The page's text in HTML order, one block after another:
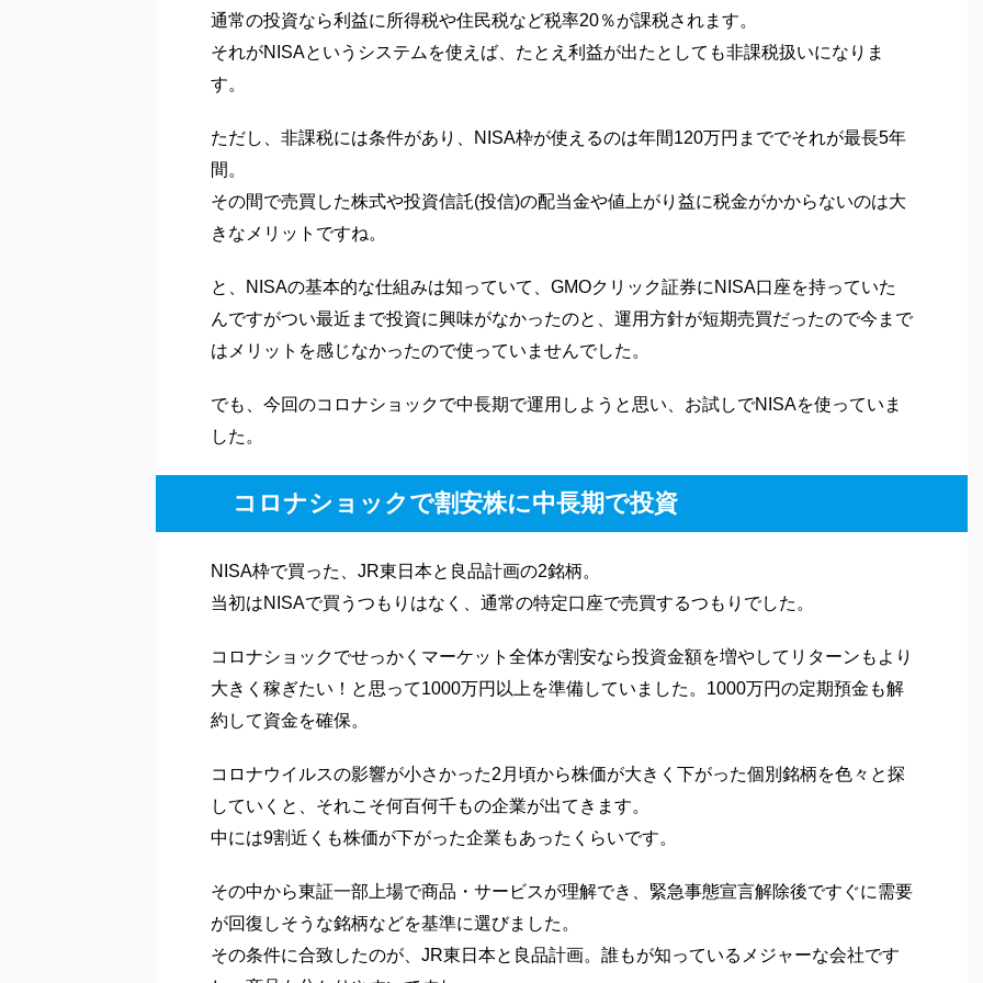
通常の投資なら利益に所得税や住民税など税率20％が課税されます。
それがNISAというシステムを使えば、たとえ利益が出たとしても非課税扱いになりま
す。
ただし、非課税には条件があり、NISA枠が使えるのは年間120万円まででそれが最長5年
間。
その間で売買した株式や投資信託(投信)の配当金や値上がり益に税金がかからないのは大
きなメリットですね。
と、NISAの基本的な仕組みは知っていて、GMOクリック証券にNISA口座を持っていた
んですがつい最近まで投資に興味がなかったのと、運用方針が短期売買だったので今まで
はメリットを感じなかったので使っていませんでした。
でも、今回のコロナショックで中長期で運用しようと思い、お試しでNISAを使っていま
した。
コロナショックで割安株に中長期で投資
NISA枠で買った、JR東日本と良品計画の2銘柄。
当初はNISAで買うつもりはなく、通常の特定口座で売買するつもりでした。